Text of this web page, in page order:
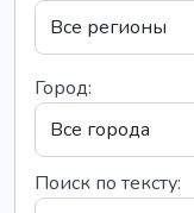
Город:
Поиск по тексту: